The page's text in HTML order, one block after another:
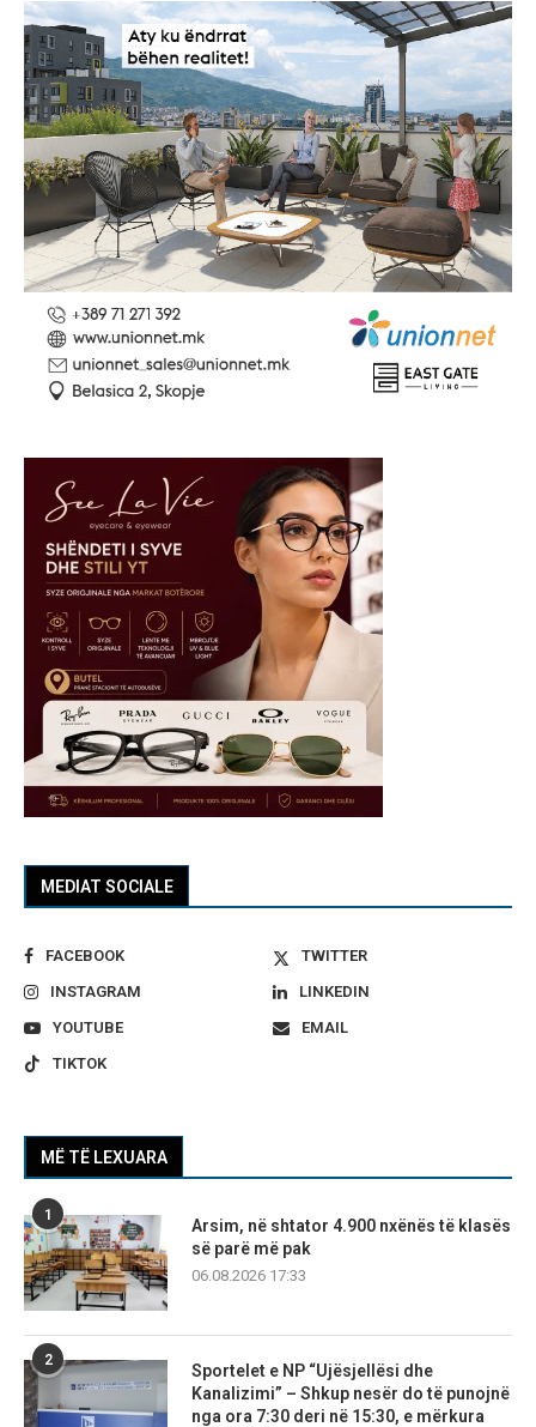
MEDIAT SOCIALE
FACEBOOK
TWITTER
INSTAGRAM
LINKEDIN
YOUTUBE
EMAIL
TIKTOK
MË TË LEXUARA
1
Arsim, në shtator 4.900 nxënës të klasës
së parë më pak
06.08.2026 17:33
2
Sportelet e NP “Ujësjellësi dhe
Kanalizimi” – Shkup nesër do të punojnë
nga ora 7:30 deri në 15:30, e mërkura